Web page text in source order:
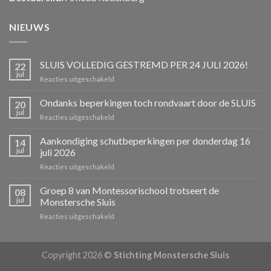
NIEUWS
22
jul
SLUIS VOLLEDIG GESTREMD PER 24 JULI 2026!
Reacties uitgeschakeld
VOLLEDIG
GESTREMD
JULI
20
jul
Ondanks beperkingen toch rondvaart door de SLUIS
Reacties uitgeschakeld
beperkingen
toch
SLUIS
14
jul
Aankondiging schutbeperkingen per donderdag 16
juli 2026
Reacties uitgeschakeld
schutbeperkingen
per
donderdag
08
jul
Groep 8 van Montessorischool trotseert de
Monstersche Sluis
Reacties uitgeschakeld
Montessorischool
Copyright 2026 © Stichting Monstersche Sluis